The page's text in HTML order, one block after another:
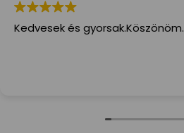
Kedvesek és gyorsak.Köszönöm.